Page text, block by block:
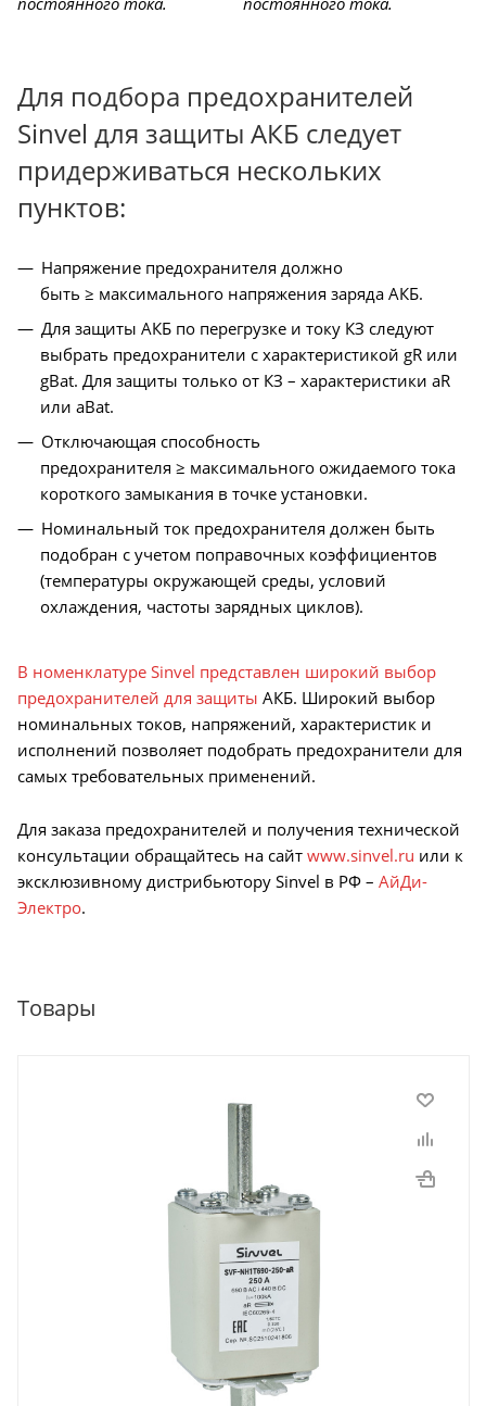
Для подбора предохранителей
Sinvel для защиты АКБ следует
придерживаться нескольких
пунктов:
Напряжение предохранителя должно
быть ≥ максимального напряжения заряда АКБ.
Для защиты АКБ по перегрузке и току КЗ следуют
выбрать предохранители с характеристикой gR или
gBat. Для защиты только от КЗ – характеристики aR
или aBat.
Отключающая способность
предохранителя ≥ максимального ожидаемого тока
короткого замыкания в точке установки.
Номинальный ток предохранителя должен быть
подобран с учетом поправочных коэффициентов
(температуры окружающей среды, условий
охлаждения, частоты зарядных циклов).
В номенклатуре Sinvel представлен широкий выбор
предохранителей для защиты АКБ. Широкий выбор
номинальных токов, напряжений, характеристик и
исполнений позволяет подобрать предохранители для
самых требовательных применений.
Для заказа предохранителей и получения технической
консультации обращайтесь на сайт www.sinvel.ru или к
эксклюзивному дистрибьютору Sinvel в РФ – АйДи-
Электро.
Товары